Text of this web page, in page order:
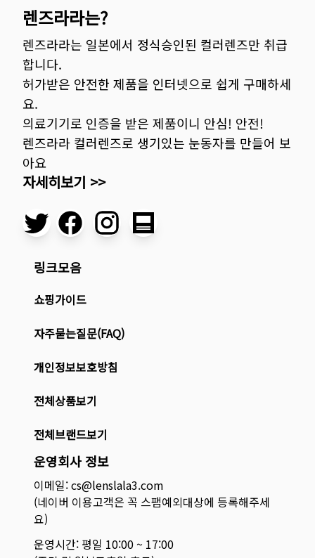
렌즈라라는?
렌즈라라는 일본에서 정식승인된 컬러렌즈만 취급
합니다.
허가받은 안전한 제품을 인터넷으로 쉽게 구매하세
요.
의료기기로 인증을 받은 제품이니 안심! 안전!
렌즈라라 컬러렌즈로 생기있는 눈동자를 만들어 보
아요
자세히보기 >>
링크모음
쇼핑가이드
자주묻는질문(FAQ)
개인정보보호방침
전체상품보기
전체브랜드보기
운영회사 정보
이메일: cs@lenslala3.com
(네이버 이용고객은 꼭 스팸예외대상에 등록해주세
요)
운영시간: 평일 10:00 ~ 17:00